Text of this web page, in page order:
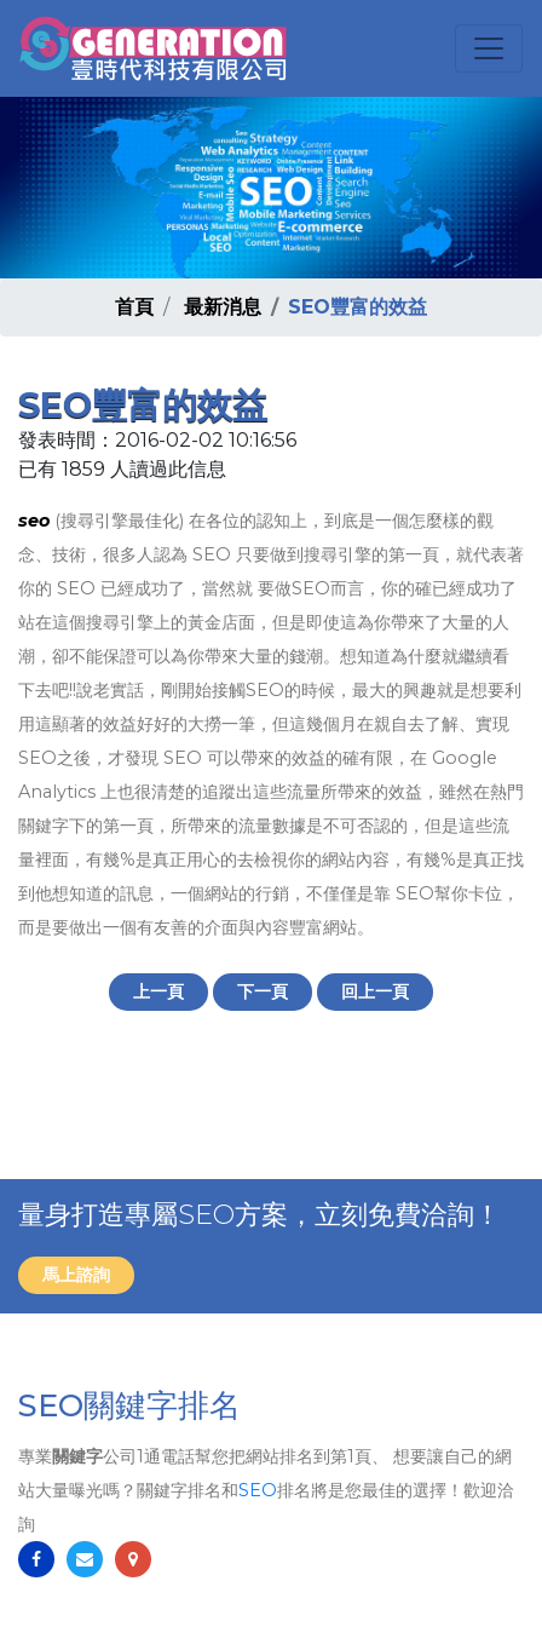
首頁 最新消息 SEO豐富的效益
SEO豐富的效益
發表時間：2016-02-02 10:16:56
已有 1859 人讀過此信息
seo (搜尋引擎最佳化) 在各位的認知上，到底是一個怎麼樣的觀
念、技術，很多人認為 SEO 只要做到搜尋引擎的第一頁，就代表著
你的 SEO 已經成功了，當然就 要做SEO而言，你的確已經成功了
站在這個搜尋引擎上的黃金店面，但是即使這為你帶來了大量的人
潮，卻不能保證可以為你帶來大量的錢潮。想知道為什麼就繼續看
下去吧!!說老實話，剛開始接觸SEO的時候，最大的興趣就是想要利
用這顯著的效益好好的大撈一筆，但這幾個月在親自去了解、實現
SEO之後，才發現 SEO 可以帶來的效益的確有限，在 Google
Analytics 上也很清楚的追蹤出這些流量所帶來的效益，雖然在熱門
關鍵字下的第一頁，所帶來的流量數據是不可否認的，但是這些流
量裡面，有幾%是真正用心的去檢視你的網站內容，有幾%是真正找
到他想知道的訊息，一個網站的行銷，不僅僅是靠 SEO幫你卡位，
而是要做出一個有友善的介面與內容豐富網站。
上一頁 下一頁 回上一頁
量身打造專屬SEO方案，立刻免費洽詢！
馬上諮詢
SEO關鍵字排名
專業關鍵字公司1通電話幫您把網站排名到第1頁、 想要讓自己的網
站大量曝光嗎？關鍵字排名和SEO排名將是您最佳的選擇！歡迎洽
詢